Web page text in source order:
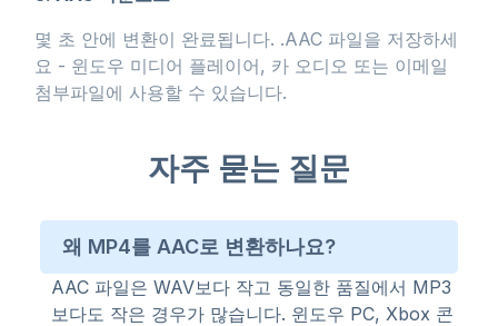
몇 초 안에 변환이 완료됩니다. .AAC 파일을 저장하세
요 - 윈도우 미디어 플레이어, 카 오디오 또는 이메일
첨부파일에 사용할 수 있습니다.
자주 묻는 질문
왜 MP4를 AAC로 변환하나요?
AAC 파일은 WAV보다 작고 동일한 품질에서 MP3
보다도 작은 경우가 많습니다. 윈도우 PC, Xbox 콘